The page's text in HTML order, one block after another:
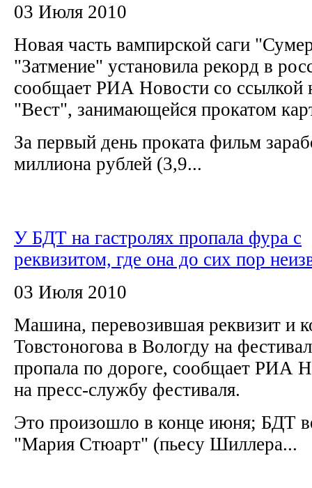
03 Июля 2010
Новая часть вампирской саги
"Затмение" установила рекорд в
сообщает РИА Новости со ссылкой
"Вест", занимающейся прокатом
За первый день проката фильм
миллиона рублей (3,9...
У БДТ на гастролях пропала фура с
реквизитом, где она до сих пор
03 Июля 2010
Машина, перевозившая реквизит и
Товстоногова в Вологду на
пропала по дороге, сообщает РИА
на пресс-службу фестиваля.
Это произошло в конце июня; БДТ
"Мария Стюарт" (пьесу Шиллера...